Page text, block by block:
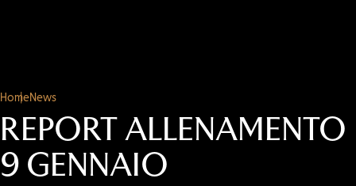
HomeNews
REPORT ALLENAMENTO
9 GENNAIO